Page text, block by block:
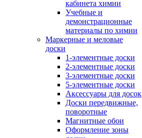
кабинета химии
Учебные и
демонстрационные
материалы по химии
Маркерные и меловые
доски
1-элементные доски
2-элементные доски
3-элементные доски
5-элементные доски
Аксессуары для досок
Доски передвижные,
поворотные
Магнитные обои
Оформление зоны